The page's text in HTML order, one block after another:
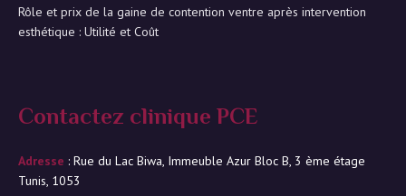
Rôle et prix de la gaine de contention ventre après intervention
esthétique : Utilité et Coût
Contactez clinique PCE
Adresse : Rue du Lac Biwa, Immeuble Azur Bloc B, 3 ème étage
Tunis, 1053